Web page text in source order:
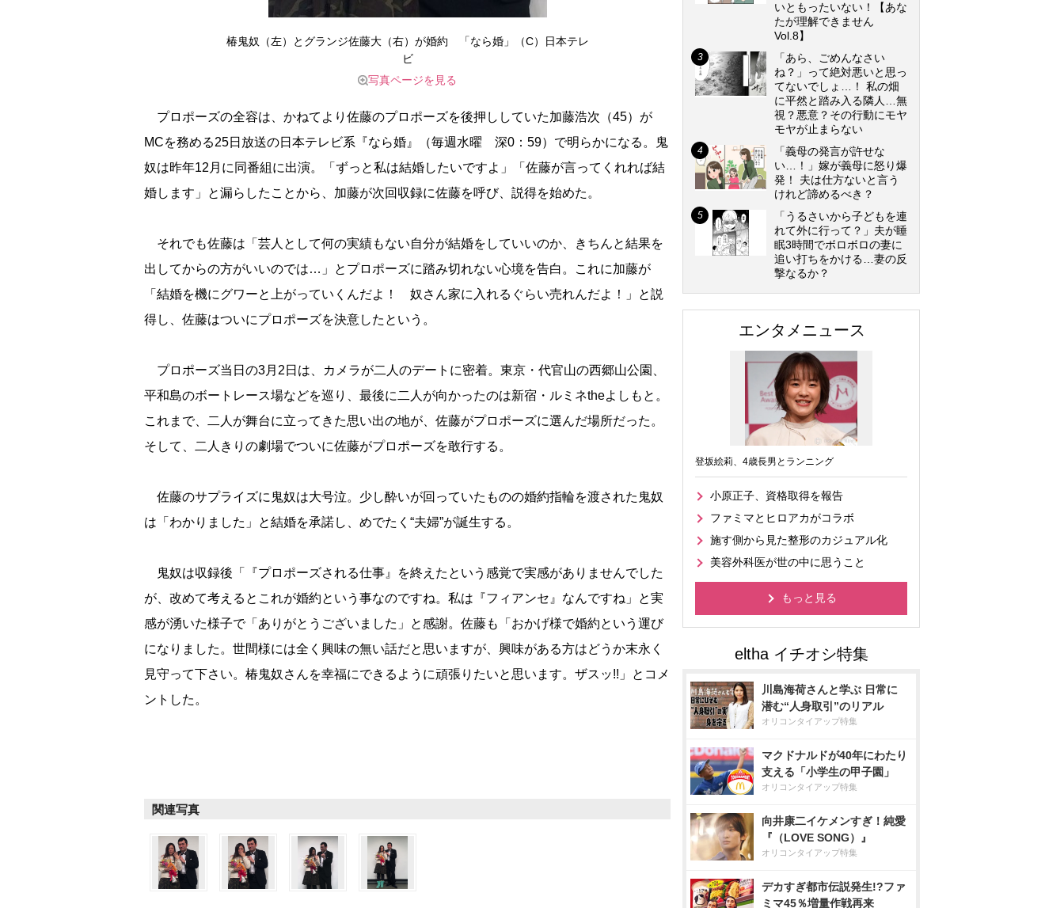
椿鬼奴（左）とグランジ佐藤大（右）が婚約 「なら婚」（C）日本テレ
ビ
写真ページを見る
プロポーズの全容は、かねてより佐藤のプロポーズを後押ししていた加藤浩次（45）が
MCを務める25日放送の日本テレビ系『なら婚』（毎週水曜 深0：59）で明らかになる。鬼
奴は昨年12月に同番組に出演。「ずっと私は結婚したいですよ」「佐藤が言ってくれれば結
婚します」と漏らしたことから、加藤が次回収録に佐藤を呼び、説得を始めた。
それでも佐藤は「芸人として何の実績もない自分が結婚をしていいのか、きちんと結果を
出してからの方がいいのでは…」とプロポーズに踏み切れない心境を告白。これに加藤が
「結婚を機にグワーと上がっていくんだよ！ 奴さん家に入れるぐらい売れんだよ！」と説
得し、佐藤はついにプロポーズを決意したという。
プロポーズ当日の3月2日は、カメラが二人のデートに密着。東京・代官山の西郷山公園、
平和島のボートレース場などを巡り、最後に二人が向かったのは新宿・ルミネtheよしもと。
これまで、二人が舞台に立ってきた思い出の地が、佐藤がプロポーズに選んだ場所だった。
そして、二人きりの劇場でついに佐藤がプロポーズを敢行する。
佐藤のサプライズに鬼奴は大号泣。少し酔いが回っていたものの婚約指輪を渡された鬼奴
は「わかりました」と結婚を承諾し、めでたく“夫婦”が誕生する。
鬼奴は収録後「『プロポーズされる仕事』を終えたという感覚で実感がありませんでした
が、改めて考えるとこれが婚約という事なのですね。私は『フィアンセ』なんですね」と実
感が湧いた様子で「ありがとうございました」と感謝。佐藤も「おかげ様で婚約という運び
になりました。世間様には全く興味の無い話だと思いますが、興味がある方はどうか末永く
見守って下さい。椿鬼奴さんを幸福にできるように頑張りたいと思います。ザスッ!!」とコメ
ントした。
関連写真
いともったいない！【あな
たが理解できません
Vol.8】
「あら、ごめんなさい
ね？」って絶対悪いと思っ
てないでしょ…！ 私の畑
に平然と踏み入る隣人…無
視？悪意？その行動にモヤ
モヤが止まらない
「義母の発言が許せな
い…！」嫁が義母に怒り爆
発！ 夫は仕方ないと言う
けれど諦めるべき？
「うるさいから子どもを連
れて外に行って？」夫が睡
眠3時間でボロボロの妻に
追い打ちをかける…妻の反
撃なるか？
エンタメニュース
登坂絵莉、4歳長男とランニング
小原正子、資格取得を報告
ファミマとヒロアカがコラボ
施す側から見た整形のカジュアル化
美容外科医が世の中に思うこと
もっと見る
川島海荷さんと学ぶ 日常に
潜む“人身取引”のリアル
オリコンタイアップ特集
マクドナルドが40年にわたり
支える「小学生の甲子園」
オリコンタイアップ特集
向井康二イケメンすぎ！純愛
『（LOVE SONG）』
オリコンタイアップ特集
デカすぎ都市伝説発生!?ファ
ミマ45％増量作戦再来